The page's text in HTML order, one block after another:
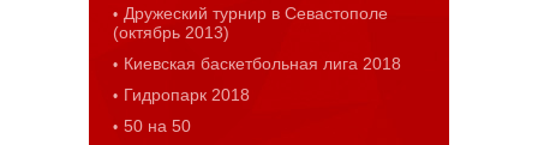
Дружеский турнир в Севастополе
(октябрь 2013)
Киевская баскетбольная лига 2018
Гидропарк 2018
50 на 50